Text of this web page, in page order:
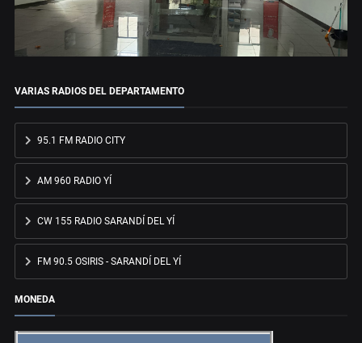
VARIAS RADIOS DEL DEPARTAMENTO
95.1 FM RADIO CITY
AM 960 RADIO YÍ
CW 155 RADIO SARANDÍ DEL YÍ
FM 90.5 OSIRIS - SARANDÍ DEL YÍ
MONEDA